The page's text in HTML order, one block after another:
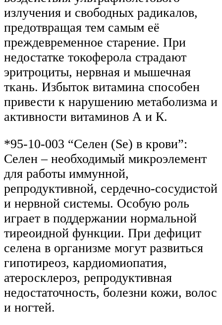
излучения и свободных радикалов,
предотвращая тем самым её
преждевременное старение. При
недостатке токоферола страдают
эритроциты, нервная и мышечная
ткань. Избыток витамина способен
привести к нарушению метаболизма и
активности витаминов А и К.
*95-10-003 “Селен (Se) в крови”:
Селен – необходимый микроэлемент
для работы иммунной,
репродуктивной, сердечно-сосудистой
и нервной системы. Особую роль
играет в поддержании нормальной
тиреоидной функции. При дефицит
селена в организме могут развиться
гипотиреоз, кардиомиопатия,
атеросклероз, репродуктивная
недостаточность, болезни кожи, волос
и ногтей.